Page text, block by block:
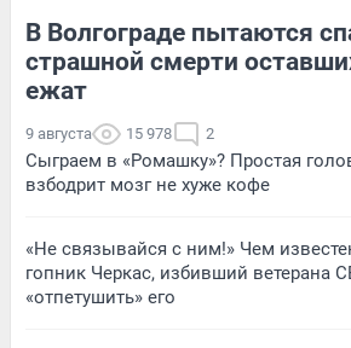
В Волгограде пытаются
страшной смерти
ежат
9 августа 15 978 2
Сыграем в «Ромашку»? Простая
взбодрит мозг не хуже кофе
«Не связывайся с ним!» Чем
гопник Черкас, избивший ветерана
«отпетушить» его